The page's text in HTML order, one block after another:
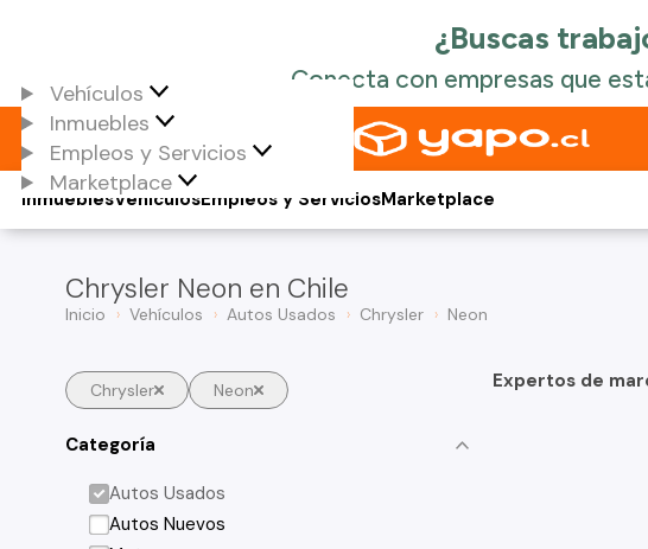
Vehículos
Inmuebles
Empleos y Servicios
Marketplace
Vehículos
Inmuebles Empleos y ServiciosMarketplace
Chrysler Neon en Chile
Inicio Vehículos Autos Usados Chrysler Neon
Chrysler Neon
Categoría
Autos Usados
Autos Nuevos
Expertos de